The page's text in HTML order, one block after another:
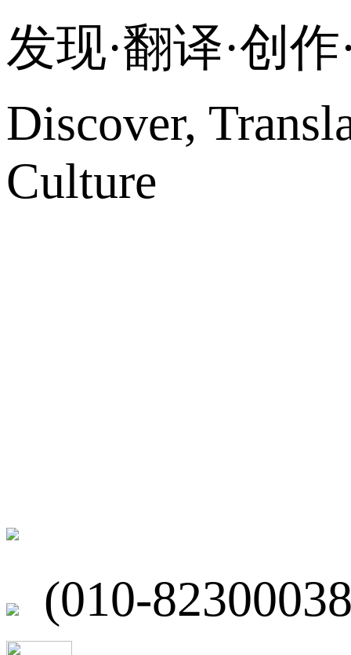
发现·翻译·创
Discover,
Culture
(010-